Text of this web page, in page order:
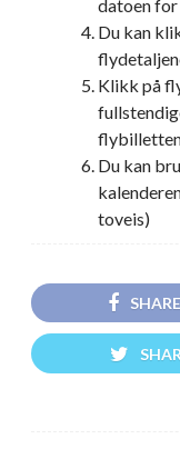
datoen
Du kan
Klikk på
Du kan
toveis)